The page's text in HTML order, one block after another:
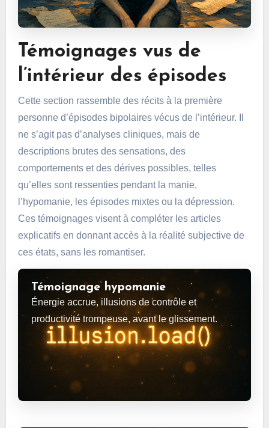
Témoignages vus de
l’intérieur des épisodes
Cette section rassemble des récits à la première
personne d’épisodes bipolaires vécus de l’intérieur. Il
ne s’agit pas d’analyses cliniques, mais de
descriptions brutes des sensations, des
comportements et des dérives possibles, telles
qu’elles sont ressenties pendant la manie,
l’hypomanie, les épisodes mixtes ou la dépression.
Ces témoignages visent à compléter les articles
explicatifs en donnant accès à la réalité subjective de
ces états, sans les romantiser.
Témoignage hypomanie
Énergie accrue, illusions de contrôle et
productivité trompeuse, avant le glissement.